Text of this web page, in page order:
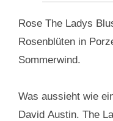
Rose The Ladys
Rosenblüten in
Sommerwind.
Was aussieht wie
David Austin. The